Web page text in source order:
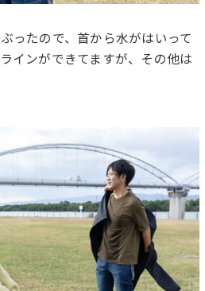
ったので、首から水がはいって
インができてますが、その他は